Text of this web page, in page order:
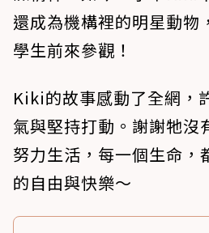
還成為機構裡的明星動物
學生前來參觀！
Kiki的故事感動了全網，
氣與堅持打動。謝謝牠沒
努力生活，每一個生命，
的自由與快樂～